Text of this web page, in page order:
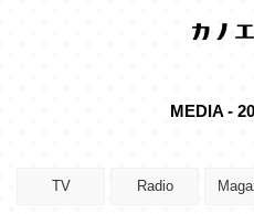
MEDIA -
TV Radio